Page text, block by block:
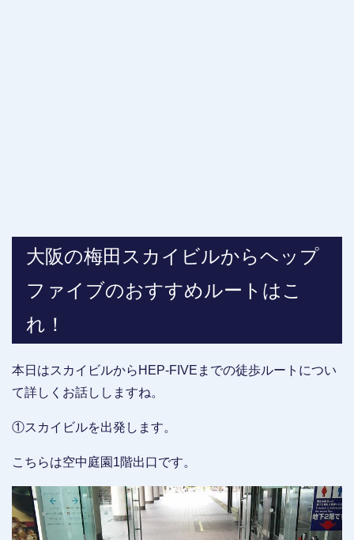
大阪の梅田スカイビルからヘップ
ファイブのおすすめルートはこ
れ！
本日はスカイビルからHEP-FIVEまでの徒歩ルートについ
て詳しくお話ししますね。
①スカイビルを出発します。
こちらは空中庭園1階出口です。